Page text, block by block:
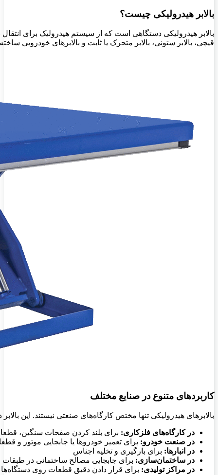
بالابر هیدرولیکی چیست؟
بالابر هیدرولیکی دستگاهی است که از سیستم هیدرولیک برای انتقال
قیچی، بالابر ستونی، بالابر متحرک یا ثابت و بالابرهای خودرویی
کاربردهای متنوع در صنایع مختلف
بالابرهای هیدرولیکی تنها مختص کارگاه‌های صنعتی نیستند. این
در کارگاه‌های فلزکاری: برای بلند کردن صفحات سنگین،
در صنعت خودرو: برای تعمیر خودروها یا جابجایی موتور و
در انبارها: برای بارگیری و تخلیه اجناس
در ساختمان‌سازی: برای جابجایی مصالح ساختمانی در
در مراکز تولیدی: برای قرار دادن دقیق قطعات روی